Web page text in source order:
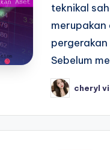
teknikal
Sebelum
Posted
by
cheryl